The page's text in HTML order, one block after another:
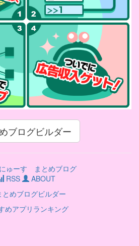
ブログビルダー
ゅーす まとめブログ
RSS
ABOUT
とめブログビルダー
めアプリランキング